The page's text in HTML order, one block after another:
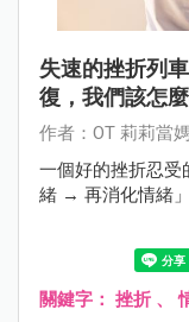
失速的挫折列
復，我們該怎
作者：OT 莉莉當
一個好的挫折忍
緒 → 再消化情緒」
關鍵字： 挫折 、